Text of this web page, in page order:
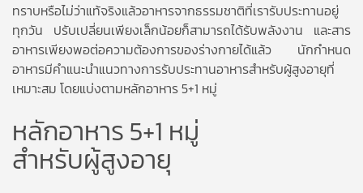
ทราบหรือไม่ว่าแท้จริงแล้วอาหารจากธรรมชาติที่เรารับประทานอยู่
ทุกวัน ปรับเปลี่ยนเพียงเล็กน้อยก็สามารถได้รับพลังงาน และสาร
อาหารเพียงพอต่อความต้องการของร่างกายได้แล้ว นักกำหนด
อาหารมีคำแนะนำแนวทางการรับประทานอาหารสำหรับผู้สูงอายุที่
เหมาะสม โดยแบ่งตามหลักอาหาร 5+1 หมู่
หลักอาหาร 5+1 หมู่
สำหรับผู้สูงอายุ